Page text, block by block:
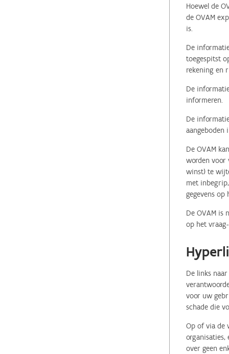
Hoewel de
de OVAM
is.
De
toegespitst
rekening en
De
informeren.
De
aangeboden
De OVAM
worden voor
winst) te
met
gegevens
De OVAM is
op het
De links
voor uw
schade die
Op of via de
organisaties,
over geen